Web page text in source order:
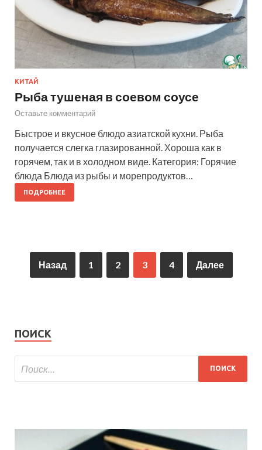
КИТАЙ
Рыба тушеная в соевом соусе
Оставьте комментарий
Быстрое и вкусное блюдо азиатской кухни. Рыба
получается слегка глазированной. Хороша как в
горячем, так и в холодном виде. Категория: Горячие
блюда Блюда из рыбы и морепродуктов…
ПОДРОБНЕЕ
Назад 1 2 3 4 Далее
ПОИСК